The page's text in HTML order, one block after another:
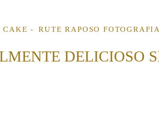
CAKE RUTE RAPOSO FOTOGRAFIA
DELICIOSO